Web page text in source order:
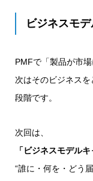
ビジネスモ
PMFで「製品が市
次はそのビジネス
段階です。
次回は、
「ビジネスモデルキ
“誰に・何を・どう